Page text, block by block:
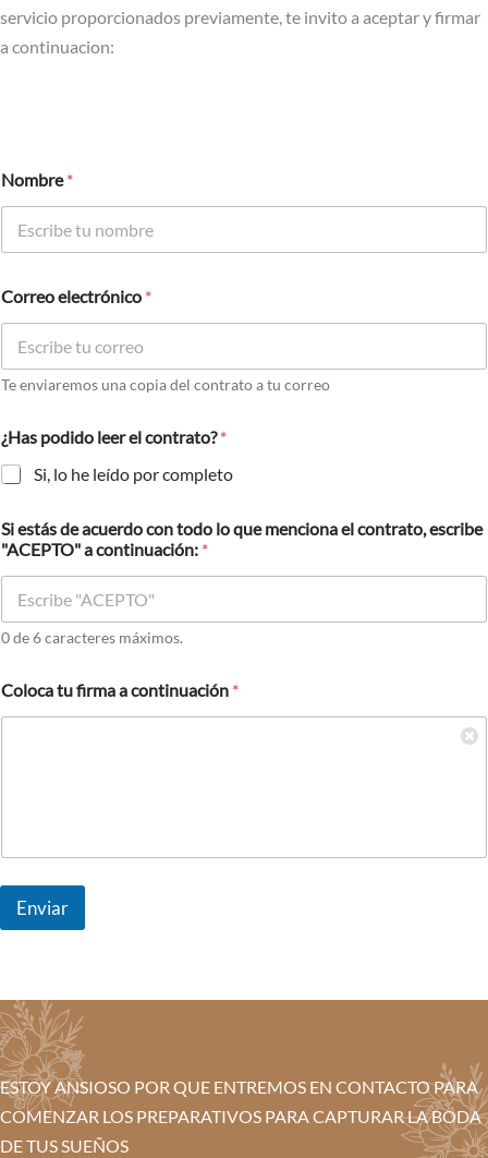
servicio proporcionados previamente, te invito a aceptar y firmar
a continuacion:
Nombre*
Correo electrónico *
Te enviaremos una copia del contrato a tu correo
¿Has podido leer el contrato?*
Si, lo he leído por completo
Si estás de acuerdo con todo lo que menciona el contrato, escribe
"ACEPTO" a continuación: *
0 de 6 caracteres máximos.
Coloca tu firma a continuación *
Enviar
ESTOY ANSIOSO POR QUE ENTREMOS EN CONTACTO PARA
COMENZAR LOS PREPARATIVOS PARA CAPTURAR LA BODA
DE TUS SUEÑOS